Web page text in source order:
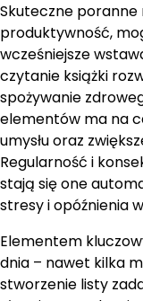
Skuteczne poranne
produktywność,
wcześniejsze
czytanie książki
spożywanie
elementów ma na
umysłu oraz
Regularność i
stają się one
stresy i opóźnienia
Elementem
dnia – nawet kilka
stworzenie listy